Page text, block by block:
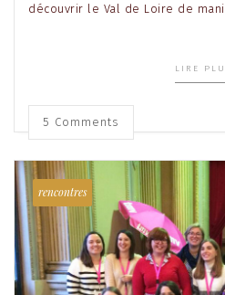
découvrir le Val de Loire de
LIRE
5 Comments
rencontres